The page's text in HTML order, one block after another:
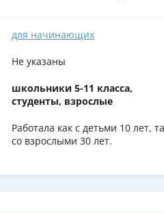
для начинающих
Не указаны
школьники 5-11 класса,
студенты, взрослые
Работала как с детьми 10 лет,
со взрослыми 30 лет.